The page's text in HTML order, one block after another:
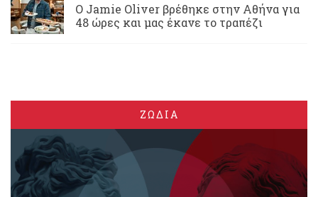
Ο Jamie Oliver βρέθηκε στην Αθήνα για
48 ώρες και μας έκανε το τραπέζι
ΖΩΔΙΑ